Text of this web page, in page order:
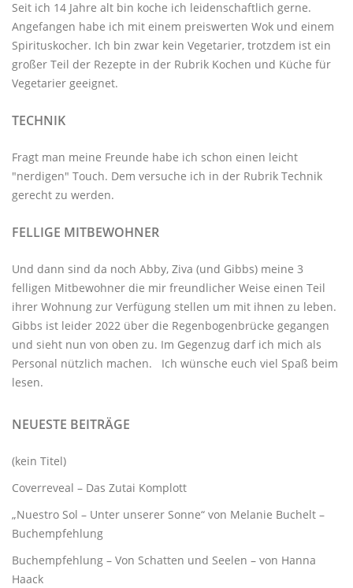
Seit ich 14 Jahre alt bin koche ich leidenschaftlich gerne.
Angefangen habe ich mit einem preiswerten Wok und einem
Spirituskocher. Ich bin zwar kein Vegetarier, trotzdem ist ein
großer Teil der Rezepte in der Rubrik Kochen und Küche für
Vegetarier geeignet.
TECHNIK
Fragt man meine Freunde habe ich schon einen leicht
"nerdigen" Touch. Dem versuche ich in der Rubrik Technik
gerecht zu werden.
FELLIGE MITBEWOHNER
Und dann sind da noch Abby, Ziva (und Gibbs) meine 3
felligen Mitbewohner die mir freundlicher Weise einen Teil
ihrer Wohnung zur Verfügung stellen um mit ihnen zu leben.
Gibbs ist leider 2022 über die Regenbogenbrücke gegangen
und sieht nun von oben zu. Im Gegenzug darf ich mich als
Personal nützlich machen. Ich wünsche euch viel Spaß beim
lesen.
NEUESTE BEITRÄGE
(kein Titel)
Coverreveal – Das Zutai Komplott
„Nuestro Sol – Unter unserer Sonne“ von Melanie Buchelt –
Buchempfehlung
Buchempfehlung – Von Schatten und Seelen – von Hanna
Haack